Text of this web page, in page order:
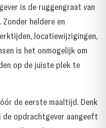
is de ruggengraat van
heldere en
locatiewijzigingen,
is het onmogelijk om
op de juiste plek te
de eerste maaltijd. Denk
de opdrachtgever aangeeft